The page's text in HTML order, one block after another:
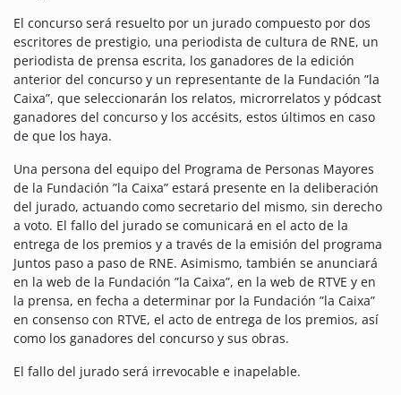
El concurso será resuelto por un jurado compuesto por dos
escritores de prestigio, una periodista de cultura de RNE, un
periodista de prensa escrita, los ganadores de la edición
anterior del concurso y un representante de la Fundación ”la
Caixa”, que seleccionarán los relatos, microrrelatos y pódcast
ganadores del concurso y los accésits, estos últimos en caso
de que los haya.
Una persona del equipo del Programa de Personas Mayores
de la Fundación ”la Caixa” estará presente en la deliberación
del jurado, actuando como secretario del mismo, sin derecho
a voto. El fallo del jurado se comunicará en el acto de la
entrega de los premios y a través de la emisión del programa
Juntos paso a paso de RNE. Asimismo, también se anunciará
en la web de la Fundación ”la Caixa”, en la web de RTVE y en
la prensa, en fecha a determinar por la Fundación ”la Caixa”
en consenso con RTVE, el acto de entrega de los premios, así
como los ganadores del concurso y sus obras.
El fallo del jurado será irrevocable e inapelable.